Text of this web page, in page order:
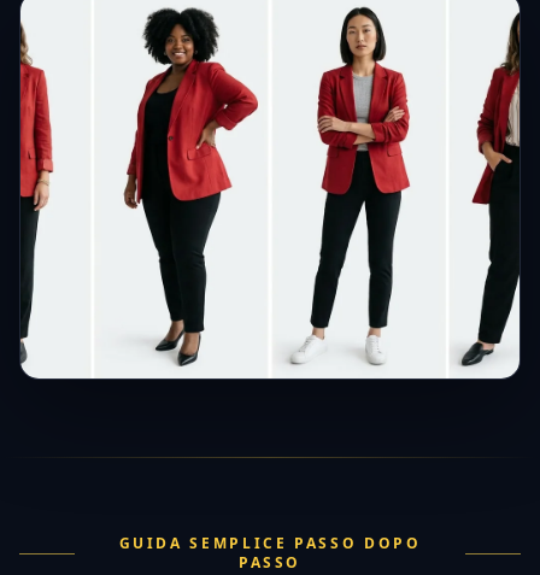
GUIDA SEMPLICE PASSO DOPO
PASSO